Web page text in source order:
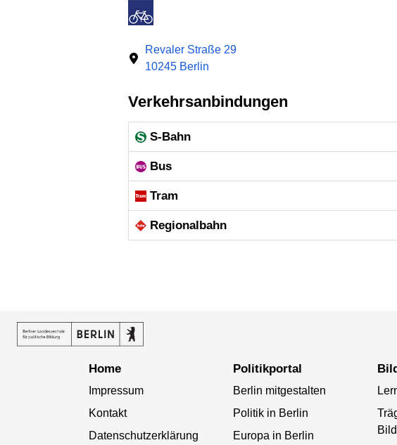
Revaler Straße 29
10245 Berlin
Verkehrsanbindungen
S-Bahn
Bus
Tram
Regional­bahn
Home
Impressum
Kontakt
Datenschutzerklärung
Politikportal
Berlin mitgestalten
Politik in Berlin
Europa in Berlin